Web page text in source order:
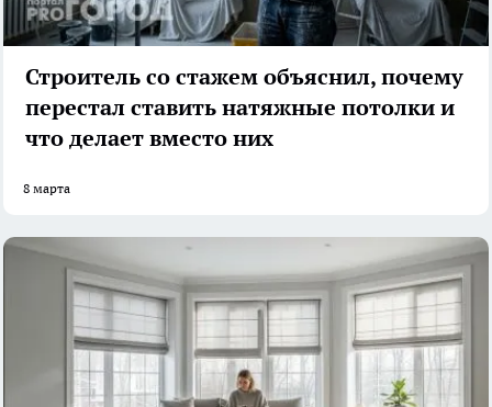
Строитель со стажем объяснил, почему
перестал ставить натяжные потолки и
что делает вместо них
8 марта